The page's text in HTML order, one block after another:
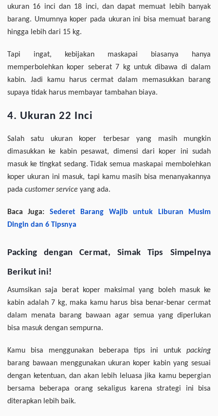
ukuran 16 inci dan 18 inci, dan dapat memuat lebih banyak
barang. Umumnya koper pada ukuran ini bisa memuat barang
hingga lebih dari 15 kg.
Tapi ingat, kebijakan maskapai biasanya hanya
memperbolehkan koper seberat 7 kg untuk dibawa di dalam
kabin. Jadi kamu harus cermat dalam memasukkan barang
supaya tidak harus membayar tambahan biaya.
4. Ukuran 22 Inci
Salah satu ukuran koper terbesar yang masih mungkin
dimasukkan ke kabin pesawat, dimensi dari koper ini sudah
masuk ke tingkat sedang. Tidak semua maskapai membolehkan
koper ukuran ini masuk, tapi kamu masih bisa menanyakannya
pada customer service yang ada.
Baca Juga: Sederet Barang Wajib untuk Liburan Musim
Dingin dan 6 Tipsnya
Packing dengan Cermat, Simak Tips Simpelnya
Berikut ini!
Asumsikan saja berat koper maksimal yang boleh masuk ke
kabin adalah 7 kg, maka kamu harus bisa benar-benar cermat
dalam menata barang bawaan agar semua yang diperlukan
bisa masuk dengan sempurna.
Kamu bisa menggunakan beberapa tips ini untuk packing
barang bawaan menggunakan ukuran koper kabin yang sesuai
dengan ketentuan, dan akan lebih leluasa jika kamu bepergian
bersama beberapa orang sekaligus karena strategi ini bisa
diterapkan lebih baik.